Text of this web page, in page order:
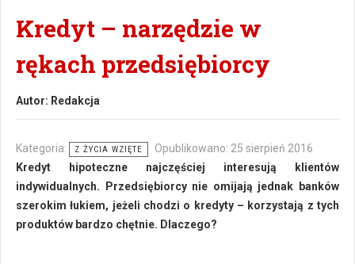
Kredyt – narzędzie w
rękach przedsiębiorcy
Autor: Redakcja
Kategoria: Z ŻYCIA WZIĘTE
Opublikowano: 25 sierpień 2016
Kredyt hipoteczne najczęściej interesują klientów
indywidualnych. Przedsiębiorcy nie omijają jednak banków
szerokim łukiem, jeżeli chodzi o kredyty – korzystają z tych
produktów bardzo chętnie. Dlaczego?